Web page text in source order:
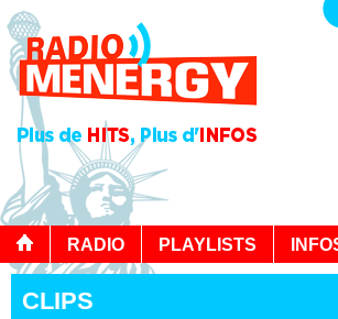
RADIO PLAYLISTS
CLIPS